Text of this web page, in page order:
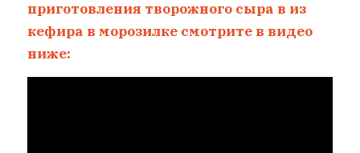
приготовления творожного сыра в из
кефира в морозилке смотрите в видео
ниже: